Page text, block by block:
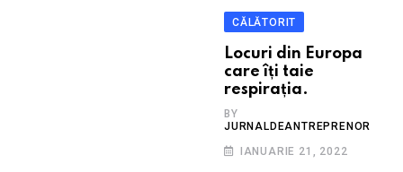
CĂLĂTORIT
Locuri din Europa
care îți taie
respirația.
BY
JURNALDEANTREPRENOR
IANUARIE 21, 2022